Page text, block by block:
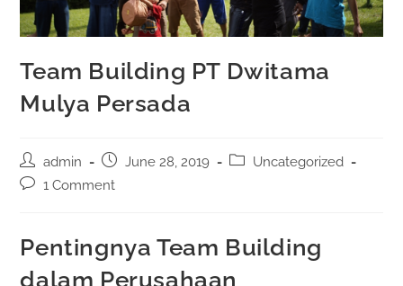
Team Building PT Dwitama
Mulya Persada
Post
author:
admin
Post
published:
June 28, 2019
PostUncategorized
Post1 Comment
Pentingnya Team Building
dalam Perusahaan